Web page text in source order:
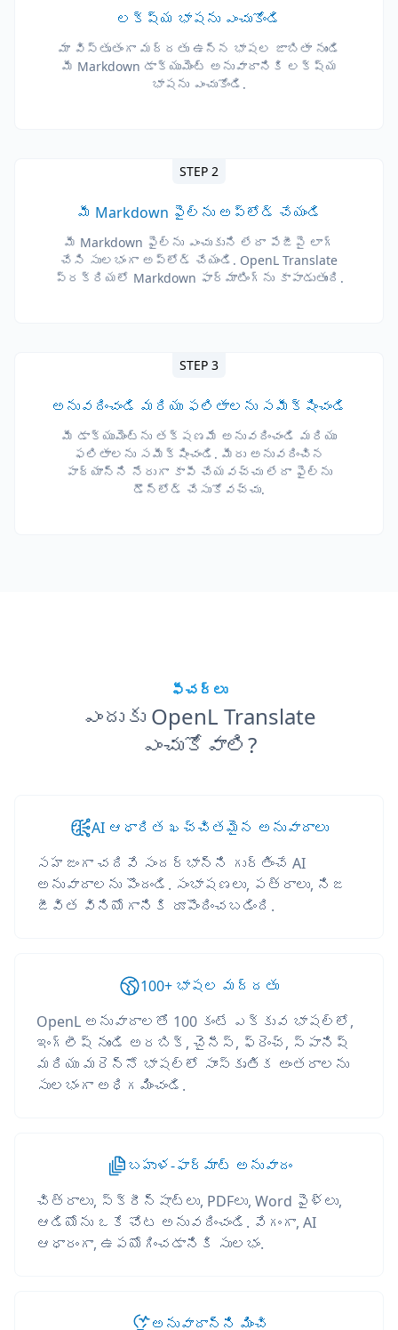
లక్ష్య భాషను ఎంచుకోండి
మా విస్తృతంగా మద్దతు ఉన్న భాషల జాబితా నుండి
మీ Markdown డాక్యుమెంట్ అనువాదానికి లక్ష్య
భాషను ఎంచుకోండి.
STEP 2
మీ Markdown ఫైల్‌ను అప్‌లోడ్ చేయండి
మీ Markdown ఫైల్‌ను ఎంచుకుని లేదా పేజీపై లాగ్
చేసి సులభంగా అప్‌లోడ్ చేయండి. OpenL Translate
ప్రక్రియలో Markdown ఫార్మాటింగ్‌ను కాపాడుతుంది.
STEP 3
అనువదించండి మరియు ఫలితాలను సమీక్షించండి
మీ డాక్యుమెంట్‌ను తక్షణమే అనువదించండి మరియు
ఫలితాలను సమీక్షించండి. మీరు అనువదించిన
పాఠ్యాన్ని నేరుగా కాపీ చేయవచ్చు లేదా ఫైల్‌ను
డౌన్‌లోడ్ చేసుకోవచ్చు.
ఫీచర్లు
ఎందుకు OpenL Translate
ఎంచుకోవాలి?
AI ఆధారిత ఖచ్చితమైన అనువాదాలు
సహజంగా చదివే సందర్భాన్ని గుర్తించే AI
అనువాదాలను పొందండి. సంభాషణలు, పత్రాలు, నిజ
జీవిత వినియోగానికి రూపొందించబడింది.
100+ భాషల మద్దతు
OpenL అనువాదాలతో 100 కంటే ఎక్కువ భాషల్లో,
ఇంగ్లీష్ నుండి అరబిక్, చైనీస్, ఫ్రెంచ్, స్పానిష్
మరియు మరెన్నో భాషల్లో సాంస్కృతిక అంతరాలను
సులభంగా అధిగమించండి.
బహుళ-ఫార్మాట్ అనువాదం
చిత్రాలు, స్క్రీన్‌షాట్‌లు, PDFలు, Word ఫైళ్లు,
ఆడియోను ఒకే చోట అనువదించండి. వేగంగా, AI
ఆధారంగా, ఉపయోగించడానికి సులభం.
అనువాదాన్ని మించి